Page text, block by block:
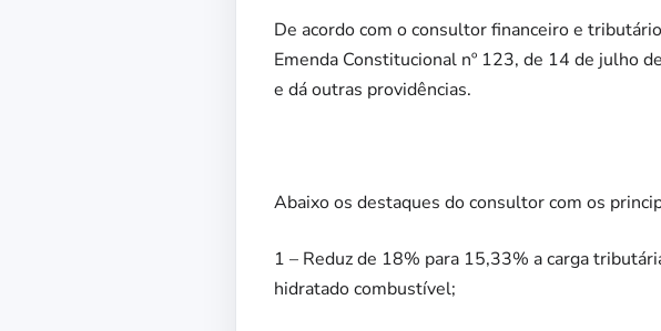
De acordo com o consultor financeiro e
Emenda Constitucional nº 123, de 14 de julho
e dá outras providências.
Abaixo os destaques do consultor com os
1 – Reduz de 18% para 15,33% a carga
hidratado combustível;